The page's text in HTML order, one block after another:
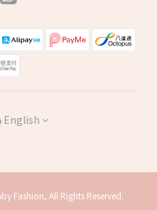
English
Fashion, All Rights Reserved.